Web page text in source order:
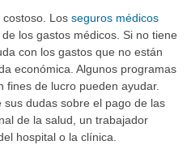
Los seguros médicos
los gastos médicos. Si no tiene
con los gastos que no están
económica. Algunos programas
fines de lucro pueden ayudar.
dudas sobre el pago de las
de la salud, un trabajador
hospital o la clínica.